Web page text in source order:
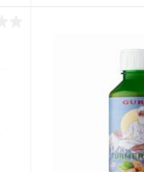
Купить в 1 клик
В избранное
Элемент